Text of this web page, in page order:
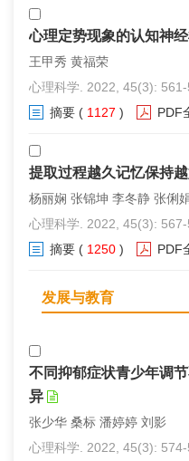
心理定势现象的认知神经
王甲秀 黄福荣
心理科学. 2022, 45(3):
摘要 ( 1127 ) PDF
提取过程越久记忆保持
杨丽娴 张锦坤 李冬静 张俐
心理科学. 2022, 45(3):
摘要 ( 1250 ) PDF
发展与教育
不同抑郁症状青少年调
异
张少华 桑标 潘婷婷 刘影
心理科学. 2022, 45(3):